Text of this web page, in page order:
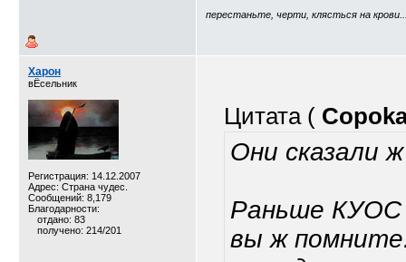
перестаньте, черти, клясться на
Харон
вЁсельник
Регистрация: 14.12.2007
Адрес: Страна чудес.
Сообщений: 8,179
Благодарности:
отдано: 83
получено: 214/201
Цитата (
Они сказали
Раньше КУОС
вы ж